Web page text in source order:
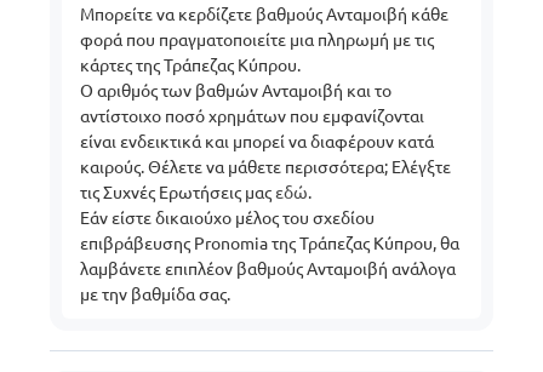
Μπορείτε να κερδίζετε βαθμούς Ανταμοιβή κάθε
φορά που πραγματοποιείτε μια πληρωμή με τις
κάρτες της Τράπεζας Κύπρου.
Ο αριθμός των βαθμών Ανταμοιβή και το
αντίστοιχο ποσό χρημάτων που εμφανίζονται
είναι ενδεικτικά και μπορεί να διαφέρουν κατά
καιρούς. Θέλετε να μάθετε περισσότερα; Ελέγξτε
τις Συχνές Ερωτήσεις μαςεδώ.
Εάν είστε δικαιούχο μέλος του σχεδίου
επιβράβευσης Pronomia της Τράπεζας Κύπρου, θα
λαμβάνετε επιπλέον βαθμούς Ανταμοιβή ανάλογα
με την βαθμίδα σας.